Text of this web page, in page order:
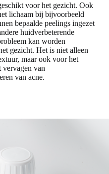
voor het gezicht. Ook
lichaam bij bijvoorbeeld
bepaalde peelings ingezet
huidverbeterende
kan worden
gezicht. Het is niet alleen
maar ook voor het
van
van acne.